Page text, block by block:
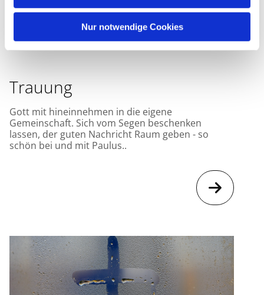
Nur notwendige Cookies
Trauung
Gott mit hineinnehmen in die eigene
Gemeinschaft. Sich vom Segen beschenken
lassen, der guten Nachricht Raum geben - so
schön bei und mit Paulus..